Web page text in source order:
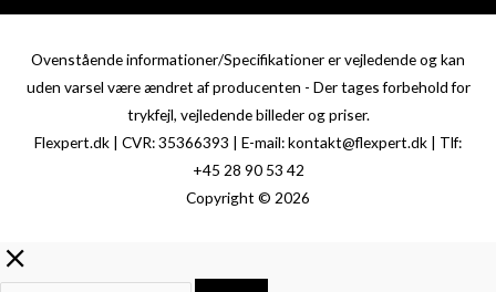
Ovenstående informationer/Specifikationer er vejledende og kan
uden varsel være ændret af producenten - Der tages forbehold for
trykfejl, vejledende billeder og priser.
Flexpert.dk | CVR: 35366393 | E-mail: kontakt@flexpert.dk | Tlf:
+45 28 90 53 42
Copyright © 2026